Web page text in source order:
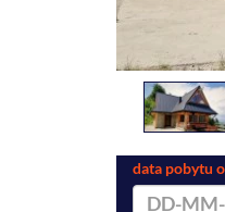
data pobytu